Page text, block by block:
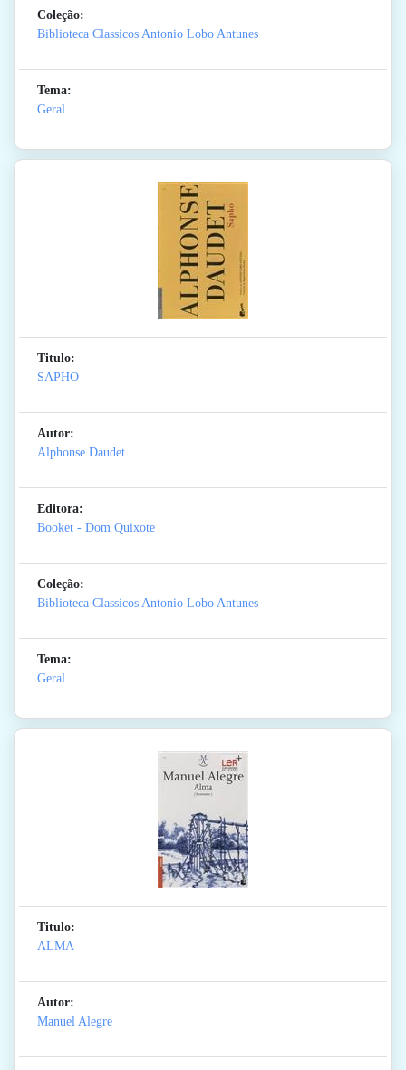
Coleção:
Biblioteca Classicos Antonio Lobo Antunes
Tema:
Geral
Titulo:
SAPHO
Autor:
Alphonse Daudet
Editora:
Booket - Dom Quixote
Coleção:
Biblioteca Classicos Antonio Lobo Antunes
Tema:
Geral
Titulo:
ALMA
Autor:
Manuel Alegre